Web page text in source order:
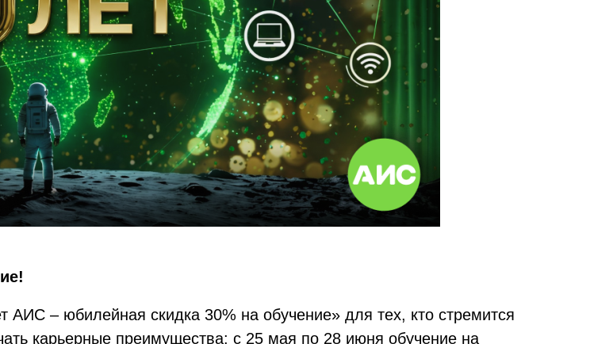
АИС – юбилейная скидка 30% на обучение» для тех, кто стремится
карьерные преимущества: с 25 мая по 28 июня обучение на